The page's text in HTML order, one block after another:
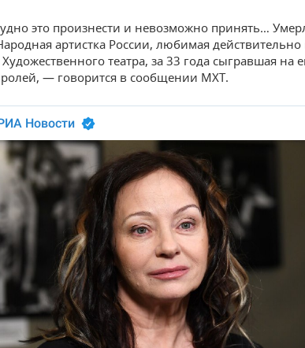
это произнести и невозможно принять…
артистка России, любимая действительно
театра, за 33 года сыгравшая на
ролей, — говорится в сообщении МХТ.